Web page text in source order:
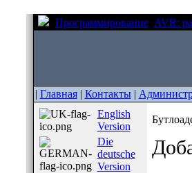
Программирование AVR:
| Главная| Контакты|
English
Version
Die
deutsche
Version